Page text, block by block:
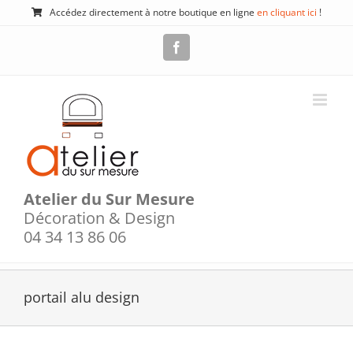
Passer
Accédez directement à notre boutique en ligne en cliquant ici !
Atelier du Sur Mesure
Décoration & Design
04 34 13 86 06
portail alu design